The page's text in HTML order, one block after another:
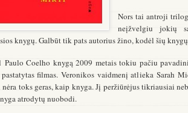
Nors tai antroji
neįžvelgiu jokių
knygų. Galbūt tik pats autorius žino, kodėl šių
Paulo Coelho knygą 2009 metais tokiu pačiu
filmas. Veronikos vaidmenį atlieka Sarah
toks geras, kaip knyga. Jį peržiūrėjus tikriausiai
atrodytų nuobodi.